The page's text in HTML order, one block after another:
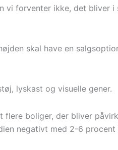
forventer ikke, det bliver i
skal have en
lyskast og visuelle gener.
boliger, der bliver
negativt med 2-6